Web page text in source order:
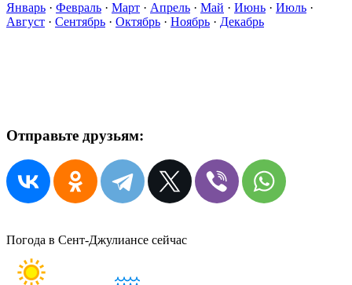
Январь · Февраль · Март · Апрель · Май · Июнь · Июль ·
Август · Сентябрь · Октябрь · Ноябрь · Декабрь
Отправьте друзьям:
Погода в Сент-Джулиансе сейчас